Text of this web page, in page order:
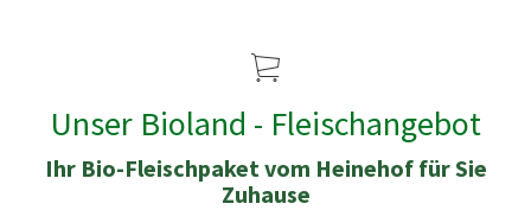
Unser Bioland - Fleischangebot
Ihr Bio-Fleischpaket vom Heinehof für Sie
Zuhause